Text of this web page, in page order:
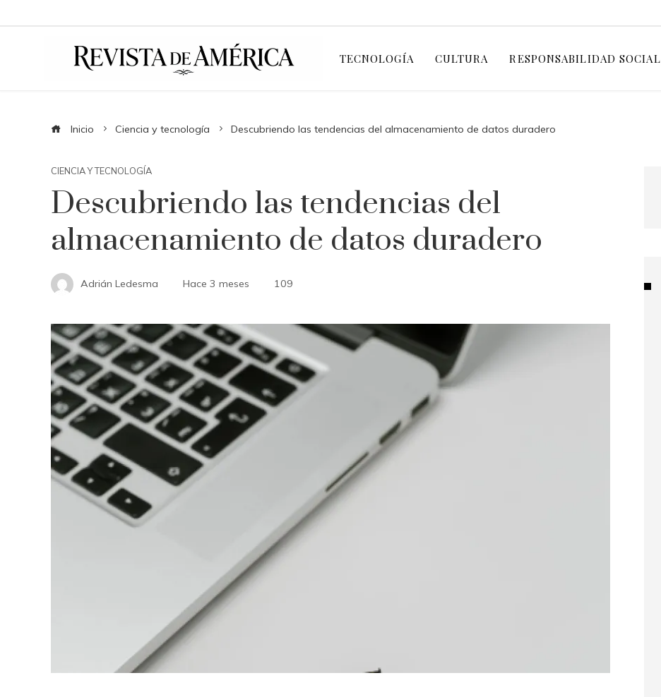
TECNOLOGÍA CULTURA RESPONSABILIDAD SOCIAL
Inicio Ciencia y tecnología Descubriendo las tendencias del almacenamiento de datos duradero
CIENCIA Y TECNOLOGÍA
Descubriendo las tendencias del
almacenamiento de datos duradero
Adrián Ledesma Hace 3 meses 109